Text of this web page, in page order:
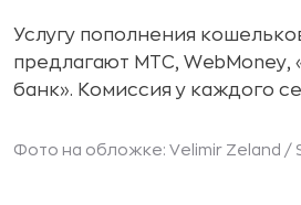
Услугу пополнения
предлагают МТС, WebMoney,
банк». Комиссия у каждого
Фото на обложке: Velimir Zeland /